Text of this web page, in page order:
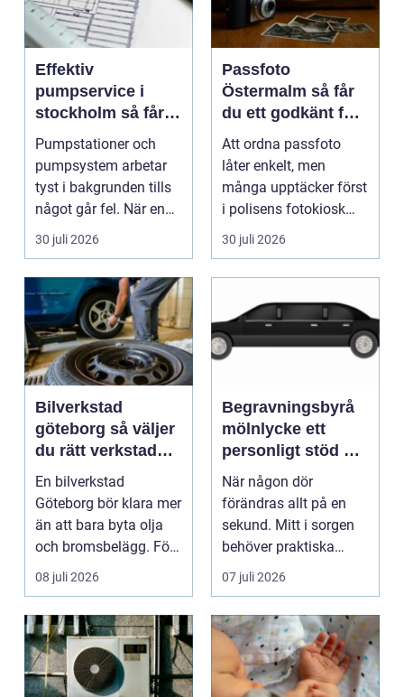
Effektiv
pumpservice i
stockholm så får
du driftsäkra
anläggningar året
runt
Pumpstationer och
pumpsystem arbetar
tyst i bakgrunden tills
något går fel. När en
pump stannar hand...
30 juli 2026
Passfoto
Östermalm så får
du ett godkänt foto
utan stress
Att ordna passfoto
låter enkelt, men
många upptäcker först
i polisens fotokiosk
eller hos fotografen...
30 juli 2026
Bilverkstad
göteborg så väljer
du rätt verkstad
för din bil
En bilverkstad
Göteborg bör klara mer
än att bara byta olja
och bromsbelägg. För
många bilägare i oc...
08 juli 2026
Begravningsbyrå
mölnlycke ett
personligt stöd när
någon gått bort
När någon dör
förändras allt på en
sekund. Mitt i sorgen
behöver praktiska
frågor få svar: var ska
b...
07 juli 2026